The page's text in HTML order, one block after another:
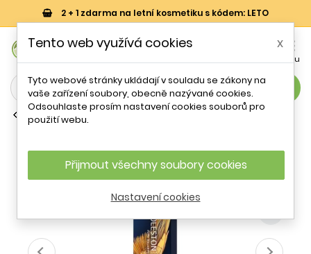
2 + 1 zdarma na letní kosmetiku s kódem: LETO

Menu
search
Permanentní barvy na vlasy
Me+ Rich Naturals 10/97 60 ml
Tento web využívá cookies x
Tyto webové stránky ukládají v souladu se zákony na
vaše zařízení soubory, obecně nazývané cookies.
Odsouhlaste prosím nastavení cookies souborů pro
použití webu.
Přijmout všechny soubory cookies
Nastavení cookies